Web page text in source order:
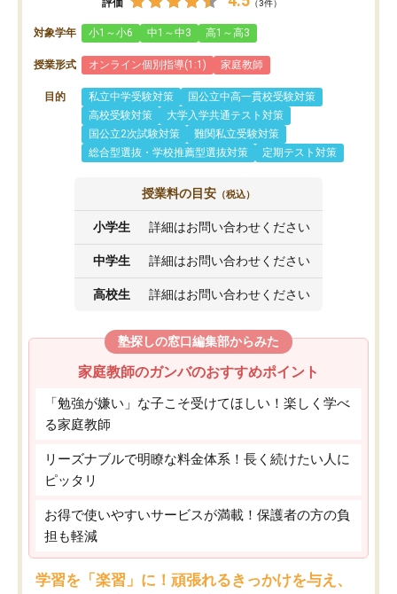
（3件）
対象学年 小1～小6 中1～中3 高1～高3
授業形式 オンライン個別指導(1:1) 家庭教師
目的 私立中学受験対策
国公立中高一貫校受験対策
高校受験対策
大学入学共通テスト対策
国公立2次試験対策
難関私立受験対策
総合型選抜・学校推薦型選抜対策
定期テスト対策
授業料の目安 （税込）
小学生 詳細はお問い合わせください
中学生 詳細はお問い合わせください
高校生 詳細はお問い合わせください
塾探しの窓口編集部からみた
家庭教師のガンバのおすすめポイント
「勉強が嫌い」な子こそ受けてほしい！楽しく学べ
る家庭教師
リーズナブルで明瞭な料金体系！長く続けたい人に
ピッタリ
お得で使いやすいサービスが満載！保護者の方の負
担も軽減
学習を「楽習」に！頑張れるきっかけを与え、